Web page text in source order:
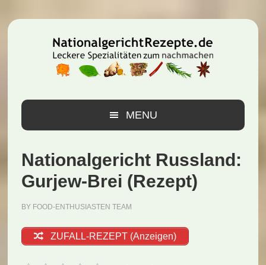
Hauptnavigation
Inhalt
Seitenspalte
MENU
Nationalgericht Russland:
Gurjew-Brei (Rezept)
BY FOOD-ENTHUSIASTEN TEAM
ZUFALL-REZEPT (Anzeigen)